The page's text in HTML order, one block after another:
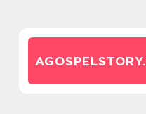
AGOSPELSTORY.